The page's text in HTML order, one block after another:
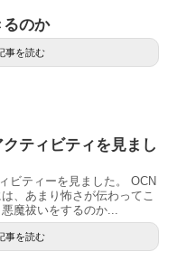
のか
事を読む
ティビティを見まし
ビティーを見ました。 OCN
、あまり怖さが伝わってこ
魔祓いをするのか...
事を読む